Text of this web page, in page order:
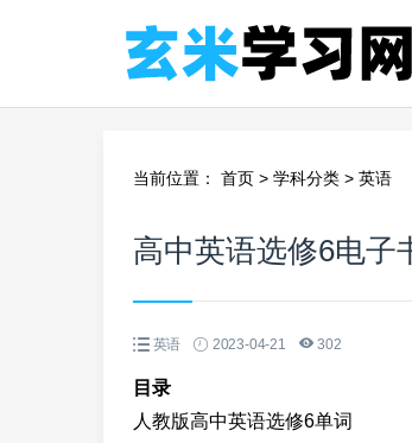
当前位置： 首页 > 学科分类 > 英语
高中英语选修6电子
英语 2023-04-21 302
目录
人教版高中英语选修6单词